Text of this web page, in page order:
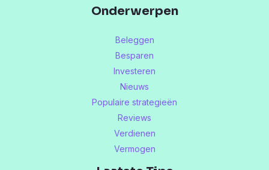
Onderwerpen
Beleggen
Besparen
Investeren
Nieuws
Populaire strategieën
Reviews
Verdienen
Vermogen